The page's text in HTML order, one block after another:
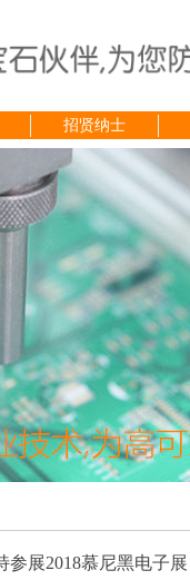
招贤纳士
参展2018慕尼黑电子展